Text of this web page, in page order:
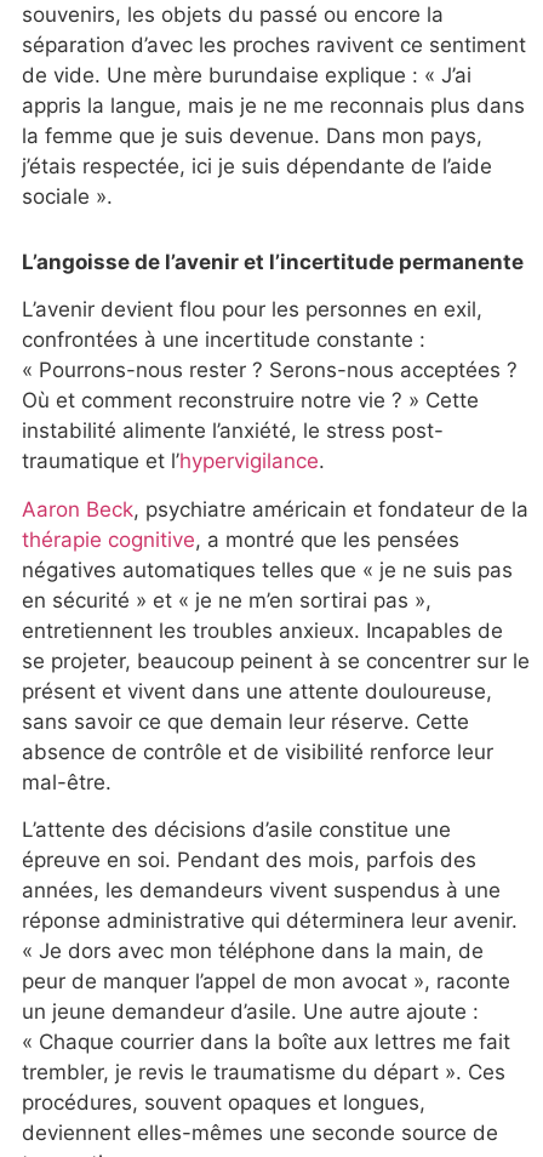
souvenirs, les objets du passé ou encore la
séparation d’avec les proches ravivent ce sentiment
de vide. Une mère burundaise explique : « J’ai
appris la langue, mais je ne me reconnais plus dans
la femme que je suis devenue. Dans mon pays,
j’étais respectée, ici je suis dépendante de l’aide
sociale ».
L’angoisse de l’avenir et l’incertitude permanente
L’avenir devient flou pour les personnes en exil,
confrontées à une incertitude constante :
« Pourrons-nous rester ? Serons-nous acceptées ?
Où et comment reconstruire notre vie ? » Cette
instabilité alimente l’anxiété, le stress post-
traumatique et l’hypervigilance.
Aaron Beck, psychiatre américain et fondateur de la
thérapie cognitive, a montré que les pensées
négatives automatiques telles que « je ne suis pas
en sécurité » et « je ne m’en sortirai pas »,
entretiennent les troubles anxieux. Incapables de
se projeter, beaucoup peinent à se concentrer sur le
présent et vivent dans une attente douloureuse,
sans savoir ce que demain leur réserve. Cette
absence de contrôle et de visibilité renforce leur
mal-être.
L’attente des décisions d’asile constitue une
épreuve en soi. Pendant des mois, parfois des
années, les demandeurs vivent suspendus à une
réponse administrative qui déterminera leur avenir.
« Je dors avec mon téléphone dans la main, de
peur de manquer l’appel de mon avocat », raconte
un jeune demandeur d’asile. Une autre ajoute :
« Chaque courrier dans la boîte aux lettres me fait
trembler, je revis le traumatisme du départ ». Ces
procédures, souvent opaques et longues,
deviennent elles-mêmes une seconde source de